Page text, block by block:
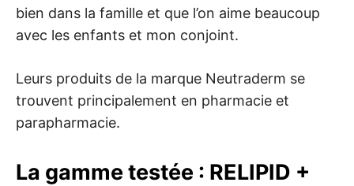
bien dans la famille et que l’on aime beaucoup
avec les enfants et mon conjoint.
Leurs produits de la marque Neutraderm se
trouvent principalement en pharmacie et
parapharmacie.
La gamme testée : RELIPID +